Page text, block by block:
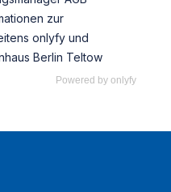
Powered by onlyfy